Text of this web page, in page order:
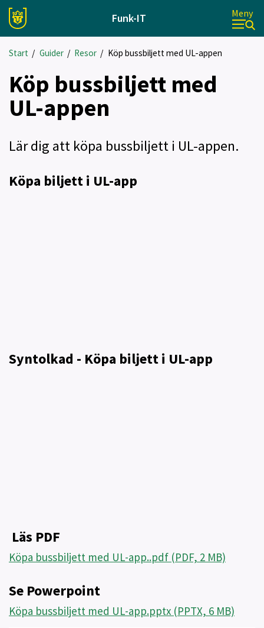
Funk-IT Meny
Start / Guider/ Resor / Köp bussbiljett med UL-appen
Köp bussbiljett med
UL-appen
Lär dig att köpa bussbiljett i UL-appen.
Köpa biljett i UL-app
Syntolkad - Köpa biljett i UL-app
Läs PDF
Köpa bussbiljett med UL-app..pdf (PDF, 2 MB)
Se Powerpoint
Köpa bussbiljett med UL-app.pptx (PPTX, 6 MB)